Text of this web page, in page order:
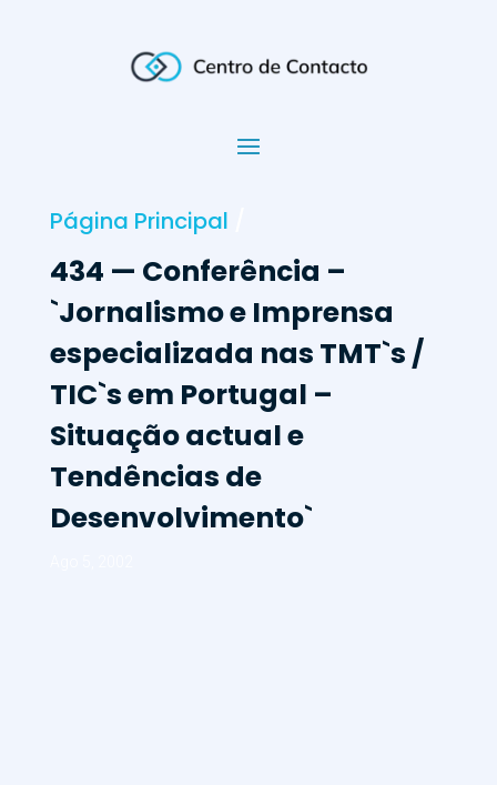
Página Principal
434 — Conferência –
`Jornalismo e Imprensa
especializada nas TMT`s /
TIC`s em Portugal –
Situação actual e
Tendências de
Desenvolvimento`